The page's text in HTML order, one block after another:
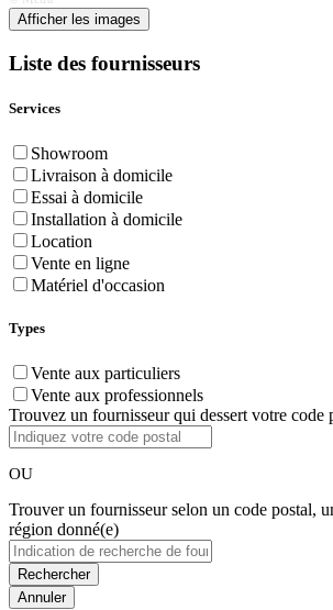
Afficher les images
Liste des fournisseurs
Services
Showroom
Livraison à domicile
Essai à domicile
Installation à domicile
Location
Vente en ligne
Matériel d'occasion
Types
Vente aux particuliers
Vente aux professionnels
Trouvez un fournisseur qui dessert votre code
OU
Trouver un fournisseur selon un code postal,
région donné(e)
Annuler